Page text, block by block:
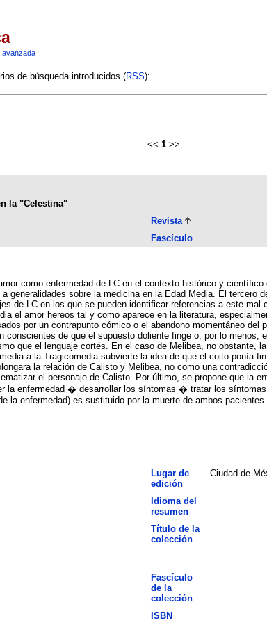
avanzada
de búsqueda introducidos (RSS):
<< 1 >>
la "Celestina"
Revista
Fascículo
como enfermedad de LC en el contexto histórico y
generalidades sobre la medicina en la Edad Media. El tercero
de LC en los que se pueden identificar referencias a este
el amor hereos tal y como aparece en la literatura,
por un contrapunto cómico o el abandono momentáneo
conscientes de que el supuesto doliente finge o, por lo
que el lenguaje cortés. En el caso de Melibea, no obstante,
a la Tragicomedia subvierte la idea de que el coito ponía
la relación de Calisto y Melibea, no como una
el personaje de Calisto. Por último, se propone que la
la enfermedad � desarrollar los síntomas � tratar los
la enfermedad) es sustituido por la muerte de ambos
Lugar de
edición
Ciudad de
Idioma del
resumen
Título de la
colección
Fascículo
de la
colección
ISBN